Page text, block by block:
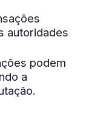
autoridades
podem
a